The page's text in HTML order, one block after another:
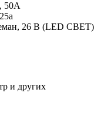
50А
26 В (LED СВЕТ)
и других